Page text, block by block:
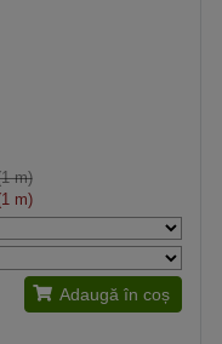
m)
m)
Adaugă în coș